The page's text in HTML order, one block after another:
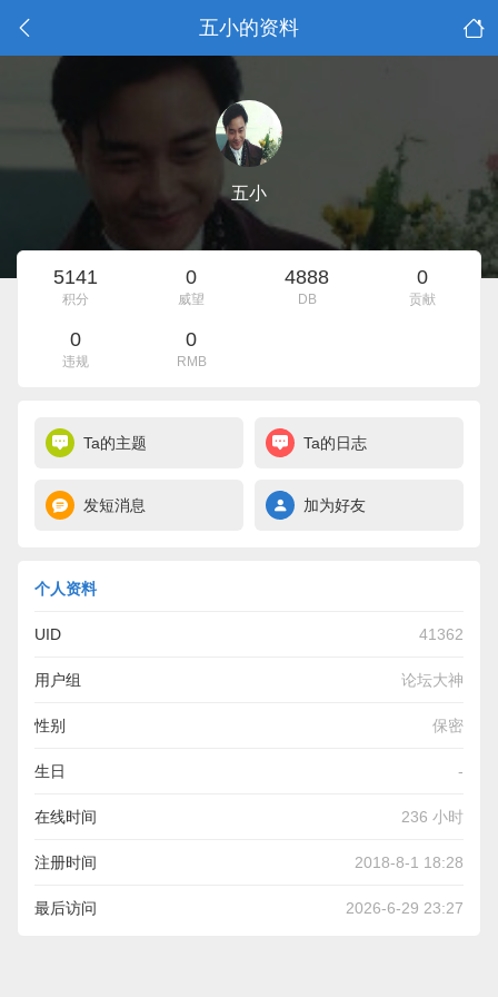
五小的资料
五小
5141
积分
0
威望
4888
DB
0
贡献
0
违规
0
RMB
Ta的主题 Ta的日志
发短消息 加为好友
个人资料
UID 41362
用户组 论坛大神
性别 保密
生日 -
在线时间 236 小时
注册时间 2018-8-1 18:28
最后访问 2026-6-29 23:27